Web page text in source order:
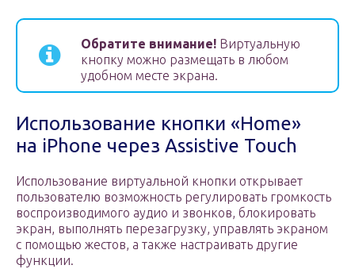
Обратите внимание! Виртуальную
кнопку можно размещать в любом
удобном месте экрана.
Использование кнопки «Home»
на iPhone через Assistive Touch
Использование виртуальной кнопки открывает
пользователю возможность регулировать громкость
воспроизводимого аудио и звонков, блокировать
экран, выполнять перезагрузку, управлять экраном
с помощью жестов, а также настраивать другие
функции.